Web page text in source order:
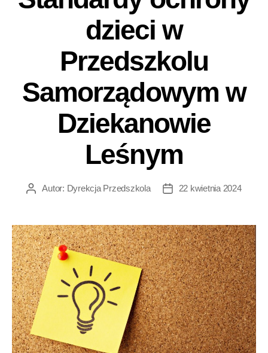
dzieci w
Przedszkolu
Samorządowym w
Dziekanowie
Leśnym
AutorAutor: Dyrekcja Przedszkola
Data22 kwietnia 2024